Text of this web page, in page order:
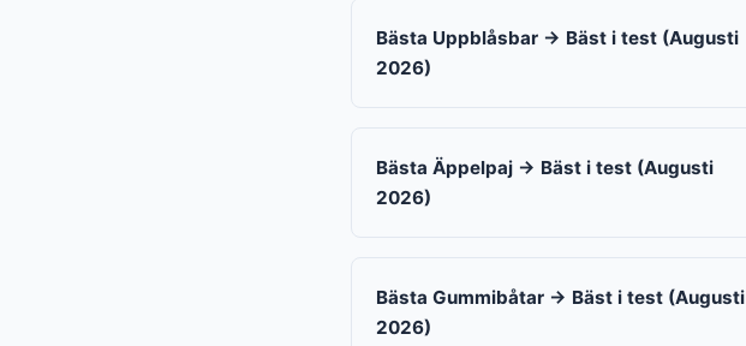
Bästa Uppblåsbar → Bäst i test (Augusti
2026)
Bästa Äppelpaj → Bäst i test (Augusti
2026)
Bästa Gummibåtar → Bäst i test (Augusti
2026)